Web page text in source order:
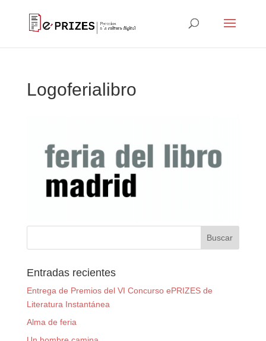
Logoferialibro
Entradas recientes
Entrega de Premios del VI Concurso ePRIZES de
Literatura Instantánea
Alma de feria